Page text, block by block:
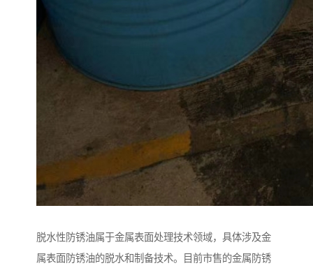
脱水性防锈油属于金属表面处理技术领域，具体涉及金
属表面防锈油的脱水和制备技术。目前市售的金属防锈